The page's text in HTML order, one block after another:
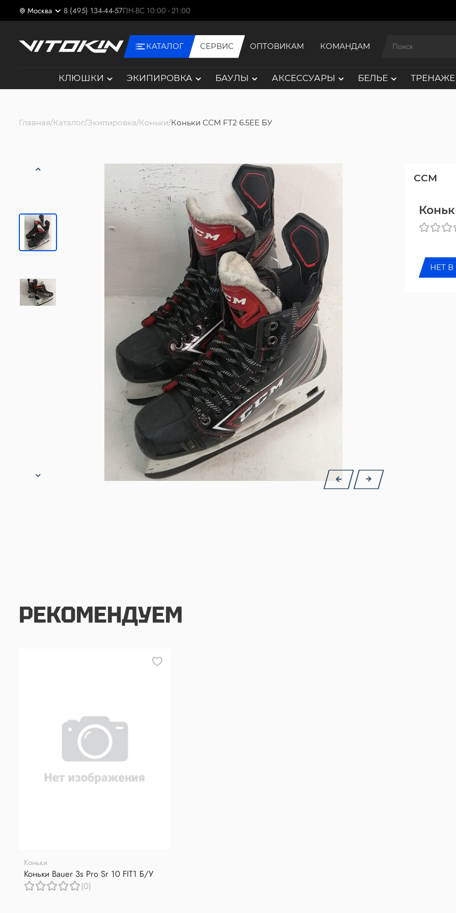
Москва 8 (495) 134-44-57ПН-ВС 10:00 - 21:00
КАТАЛОГ СЕРВИС ОПТОВИКАМ КОМАНДАМ
КЛЮШКИ ЭКИПИРОВКА БАУЛЫ АКСЕССУАРЫ БЕЛЬЕ
Главная Каталог Экипировка Коньки Коньки CCM FT2 6.5EE БУ
CCM
НЕТ
РЕКОМЕНДУЕМ
Коньки
Коньки Bauer 3s Pro Sr 10 FIT1 Б/У
(0)